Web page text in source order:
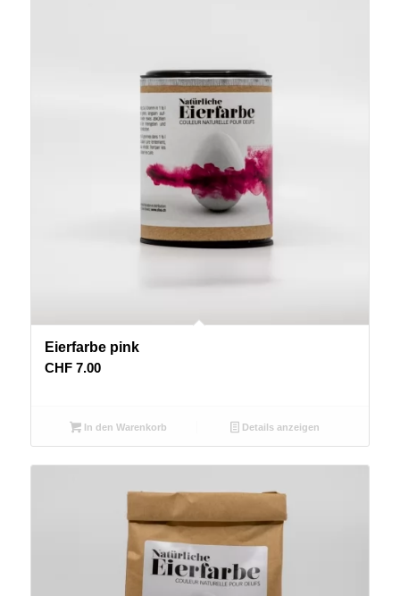
Eierfarbe pink
CHF7.00
In den Warenkorb Details anzeigen